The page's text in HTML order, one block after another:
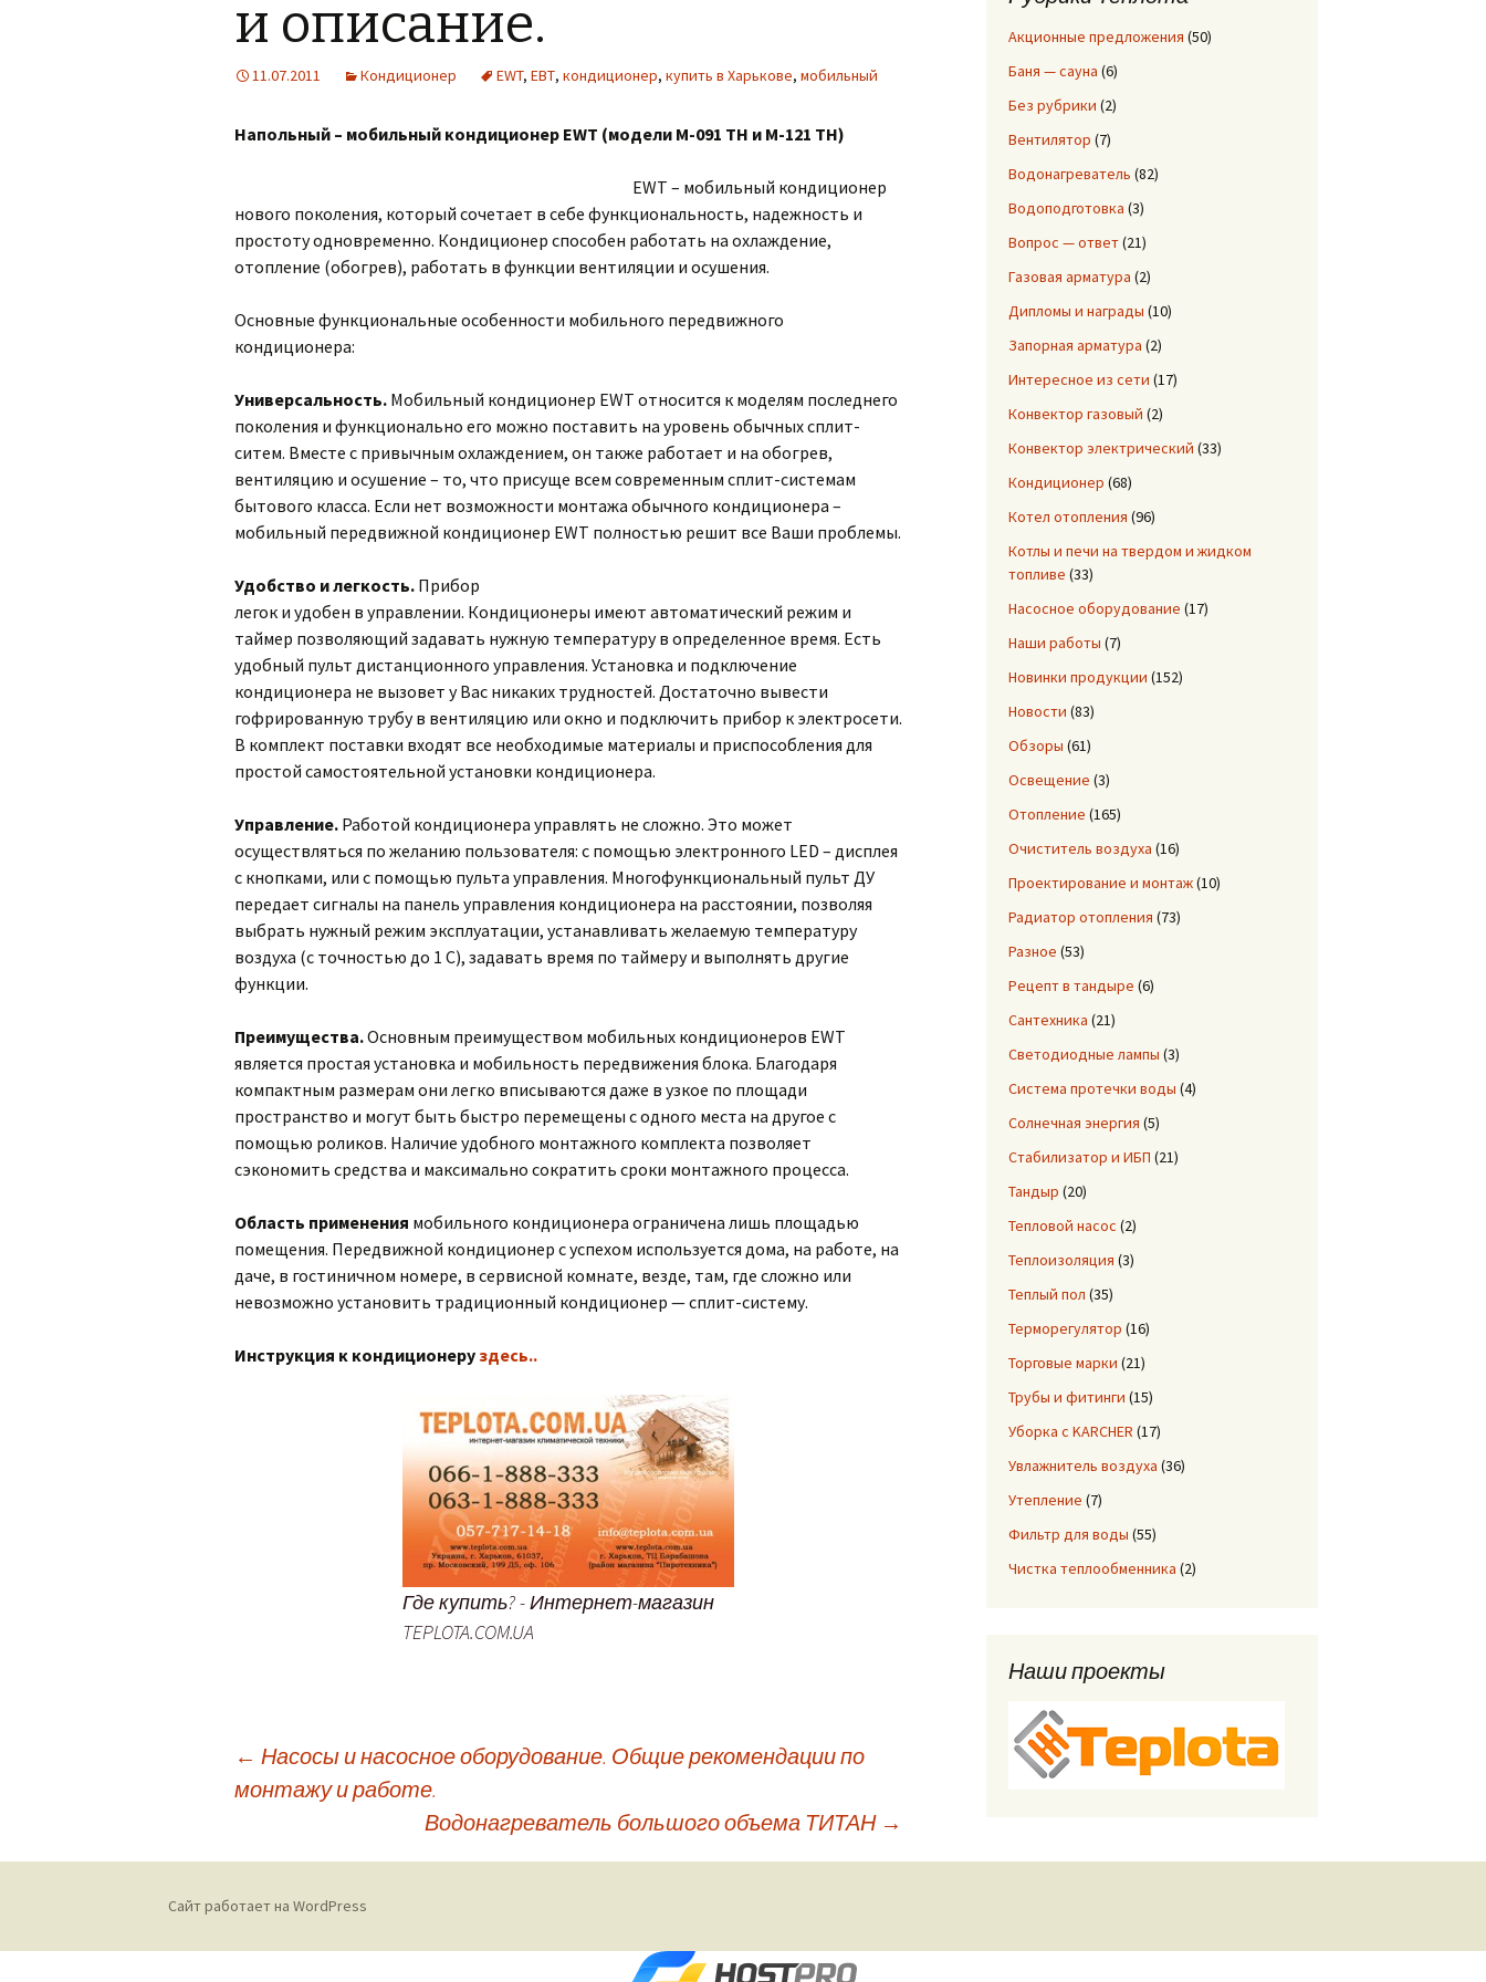
и описание.
11.07.2011 Кондиционер EWT, ЕВТ, кондиционер, купить в Харькове, мобильный
Напольный – мобильный кондиционер EWT (модели M-091 TH и M-121 TH)
EWT – мобильный кондиционер
нового поколения, который сочетает в себе функциональность, надежность и
простоту одновременно. Кондиционер способен работать на охлаждение,
отопление (обогрев), работать в функции вентиляции и осушения.
Основные функциональные особенности мобильного передвижного
кондиционера:
Универсальность. Мобильный кондиционер EWT относится к моделям последнего
поколения и функционально его можно поставить на уровень обычных сплит-
ситем. Вместе с привычным охлаждением, он также работает и на обогрев,
вентиляцию и осушение – то, что присуще всем современным сплит-системам
бытового класса. Если нет возможности монтажа обычного кондиционера –
мобильный передвижной кондиционер EWT полностью решит все Ваши проблемы.
Удобство и легкость. Прибор
легок и удобен в управлении. Кондиционеры имеют автоматический режим и
таймер позволяющий задавать нужную температуру в определенное время. Есть
удобный пульт дистанционного управления. Установка и подключение
кондиционера не вызовет у Вас никаких трудностей. Достаточно вывести
гофрированную трубу в вентиляцию или окно и подключить прибор к электросети.
В комплект поставки входят все необходимые материалы и приспособления для
простой самостоятельной установки кондиционера.
Управление. Работой кондиционера управлять не сложно. Это может
осуществляться по желанию пользователя: с помощью электронного LED – дисплея
с кнопками, или с помощью пульта управления. Многофункциональный пульт ДУ
передает сигналы на панель управления кондиционера на расстоянии, позволяя
выбрать нужный режим эксплуатации, устанавливать желаемую температуру
воздуха (с точностью до 1 С), задавать время по таймеру и выполнять другие
функции.
Преимущества.Основным преимуществом мобильных кондиционеров EWT
является простая установка и мобильность передвижения блока. Благодаря
компактным размерам они легко вписываются даже в узкое по площади
пространство и могут быть быстро перемещены с одного места на другое с
помощью роликов. Наличие удобного монтажного комплекта позволяет
сэкономить средства и максимально сократить сроки монтажного процесса.
Область применения мобильного кондиционера ограничена лишь площадью
помещения. Передвижной кондиционер с успехом используется дома, на работе, на
даче, в гостиничном номере, в сервисной комнате, везде, там, где сложно или
невозможно установить традиционный кондиционер — сплит-систему.
Инструкция к кондиционеру здесь..
Где купить? - Интернет-магазин
TEPLOTA.COM.UA
Навигация
по
записям
← Насосы и насосное оборудование. Общие рекомендации по
монтажу и работе.
Водонагреватель большого объема ТИТАН →
Акционные предложения (50)
Баня — сауна (6)
Без рубрики (2)
Вентилятор (7)
Водонагреватель (82)
Водоподготовка (3)
Вопрос — ответ(21)
Газовая арматура (2)
Дипломы и награды (10)
Запорная арматура (2)
Интересное из сети (17)
Конвектор газовый (2)
Конвектор электрический (33)
Кондиционер (68)
Котел отопления (96)
Котлы и печи на твердом и жидком
топливе (33)
Насосное оборудование (17)
Наши работы (7)
Новинки продукции (152)
Новости (83)
Обзоры (61)
Освещение (3)
Отопление (165)
Очиститель воздуха (16)
Проектирование и монтаж(10)
Радиатор отопления (73)
Разное (53)
Рецепт в тандыре (6)
Сантехника (21)
Светодиодные лампы (3)
Система протечки воды (4)
Солнечная энергия (5)
Стабилизатор и ИБП (21)
Тандыр (20)
Тепловой насос (2)
Теплоизоляция (3)
Теплый пол (35)
Терморегулятор (16)
Торговые марки (21)
Трубы и фитинги (15)
Уборка с KARCHER (17)
Увлажнитель воздуха (36)
Утепление (7)
Фильтр для воды (55)
Чистка теплообменника (2)
Наши проекты
Сайт работает на WordPress